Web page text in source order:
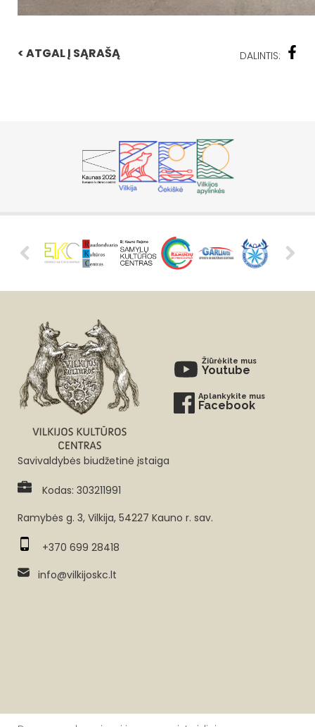
< ATGAL Į SĄRAŠĄ DALINTIS:
Žiūrėkite mus
Youtube
Aplankykite mus
Facebook
Savivaldybės biudžetinė įstaiga
Kodas: 303211991
Ramybės g. 3, Vilkija, 54227 Kauno r. sav.
+370 699 28418
info@vilkijoskc.lt